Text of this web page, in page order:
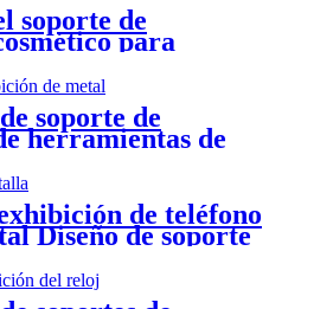
soporte de
para
componga
exhibición del piso
soporte de
herramientas de
de metal por
de teléfono
Diseño de soporte